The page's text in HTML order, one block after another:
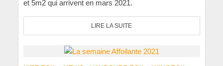
et 5m2 qui arrivent en mars 2021.
LIRE LA SUITE